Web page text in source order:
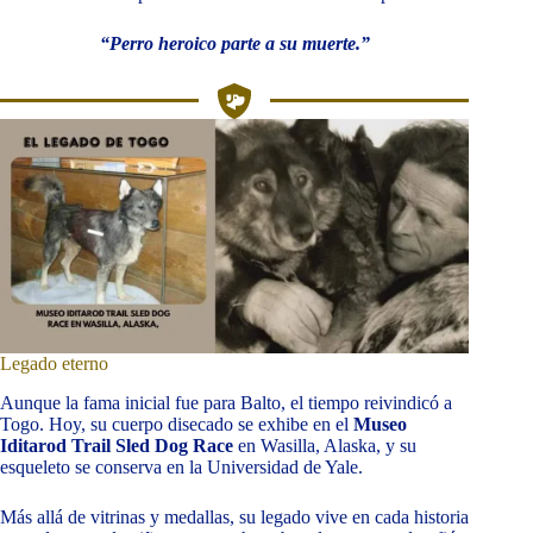
“Perro heroico parte a su muerte.”
Legado eterno
Aunque la fama inicial fue para Balto, el tiempo reivindicó a
Togo. Hoy, su cuerpo disecado se exhibe en el Museo
Iditarod Trail Sled Dog Race en Wasilla, Alaska, y su
esqueleto se conserva en la Universidad de Yale.
Más allá de vitrinas y medallas, su legado vive en cada historia